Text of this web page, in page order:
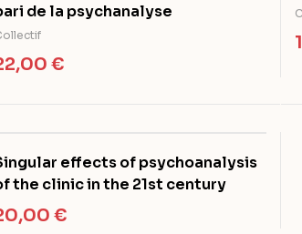
de la psychanalyse
€
effects of psychoanalysis
the clinic in the 21st century
€